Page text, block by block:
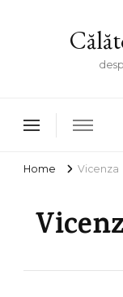
Home Vicenza